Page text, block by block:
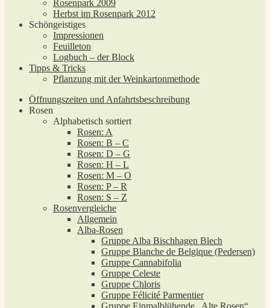
Rosenpark 2009
Herbst im Rosenpark 2012
Schöngeistiges
Impressionen
Feuilleton
Logbuch – der Block
Tipps & Tricks
Pflanzung mit der Weinkartonmethode
Öffnungszeiten und Anfahrtsbeschreibung
Rosen
Alphabetisch sortiert
Rosen: A
Rosen: B – C
Rosen: D – G
Rosen: H – L
Rosen: M – O
Rosen: P – R
Rosen: S – Z
Rosenvergleiche
Allgemein
Alba-Rosen
Gruppe Alba Bischhagen Blech
Gruppe Blanche de Belgique (Pedersen)
Gruppe Cannabifolia
Gruppe Celeste
Gruppe Chloris
Gruppe Félicité Parmentier
Gruppe Einmalblühende „Alte Rosen“